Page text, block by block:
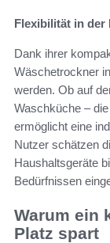
Flexibilität in der
Dank ihrer
Wäschetrockner
werden. Ob auf
Waschküche –
ermöglicht eine
Nutzer schätzen
Haushaltsgeräte
Bedürfnissen
Warum ein
Platz spart